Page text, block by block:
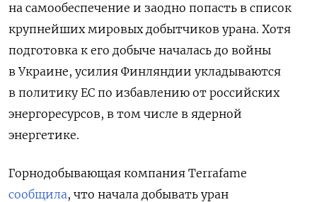
на самообеспечение и заодно попасть в список
крупнейших мировых добытчиков урана. Хотя
подготовка к его добыче началась до войны
в Украине, усилия Финляндии укладываются
в политику ЕС по избавлению от российских
энергоресурсов, в том числе в ядерной
энергетике.
Горнодобывающая компания Terrafame
сообщила, что начала добывать уран